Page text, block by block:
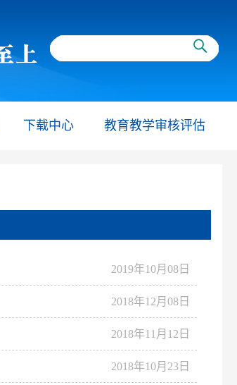
下载中心 教育教学审核评估
2019年10月08日
2018年12月08日
2018年11月12日
2018年10月23日